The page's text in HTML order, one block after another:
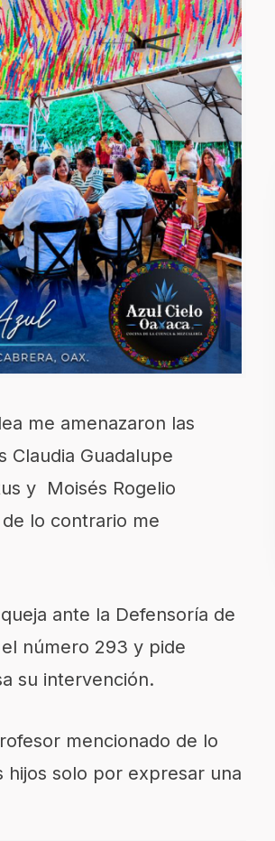
me amenazaron las
Claudia Guadalupe
y Moisés Rogelio
lo contrario me
ante la Defensoría de
número 293 y pide
su intervención.
mencionado de lo
hijos solo por expresar una